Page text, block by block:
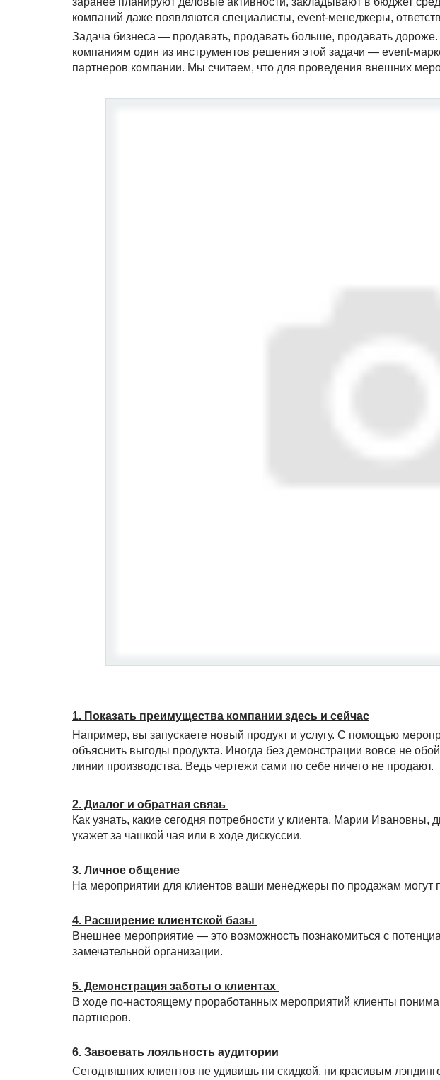
компаний даже появляются специалисты, event-менеджеры,
Задача бизнеса — продавать, продавать больше, продавать дороже.
компаниям один из инструментов решения этой задачи — event-
партнеров компании. Мы считаем, что для проведения внешних
1. Показать преимущества компании здесь и сейчас
Например, вы запускаете новый продукт и услугу. С помощью
объяснить выгоды продукта. Иногда без демонстрации вовсе не
линии производства. Ведь чертежи сами по себе ничего не продают.
2. Диалог и обратная связь
Как узнать, какие сегодня потребности у клиента, Марии
укажет за чашкой чая или в ходе дискуссии.
3. Личное общение
На мероприятии для клиентов ваши менеджеры по продажам могут
4. Расширение клиентской базы
Внешнее мероприятие — это возможность познакомиться с
замечательной организации.
5. Демонстрация заботы о клиентах
В ходе по-настоящему проработанных мероприятий клиенты
партнеров.
6. Завоевать лояльность аудитории
Сегодняшних клиентов не удивишь ни скидкой, ни красивым